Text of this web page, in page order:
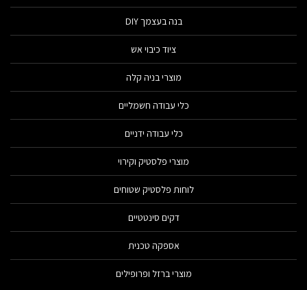
בנה בעצמך DIY
ציוד כיבוי אש
מוצרי בניה קלה
כלי עבודה חשמליים
כלי עבודה ידניים
מוצרי פלסטיק וקירוי
לוחות פלסטיק שטוחים
דקים סינטטיים
אספקה טכנית
מוצרי ברזל ופרופילים